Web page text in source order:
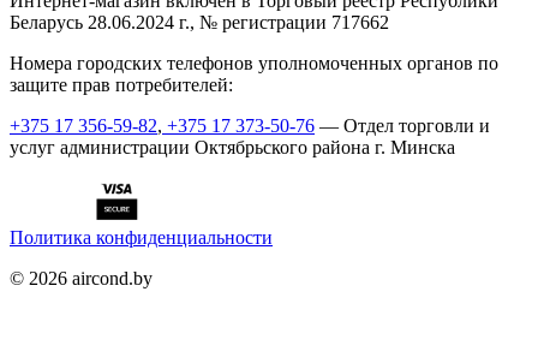
Беларусь 28.06.2024 г., № регистрации 717662
Номера городских телефонов уполномоченных органов по
защите прав потребителей:
+375 17 356-59-82, +375 17 373-50-76 — Отдел торговли и
услуг администрации Октябрьского района г. Минска
Политика конфиденциальности
© 2026 aircond.by